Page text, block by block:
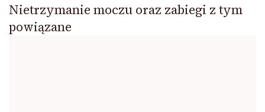
Nietrzymanie moczu oraz zabiegi z tym
powiązane